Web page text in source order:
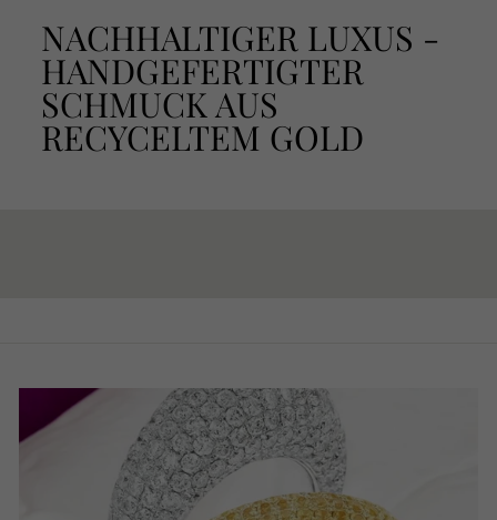
NACHHALTIGER LUXUS -
HANDGEFERTIGTER
SCHMUCK AUS
RECYCELTEM GOLD